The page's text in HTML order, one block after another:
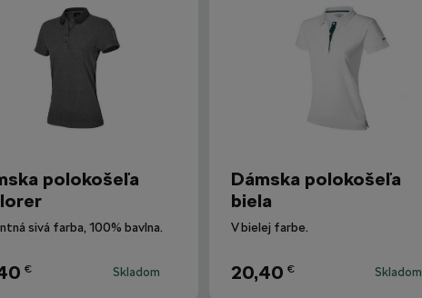
polokošeľa
sivá farba, 100% bavlna.
€ Skladom
Dámska polokošeľa
biela
V bielej farbe.
20,40 € Skladom